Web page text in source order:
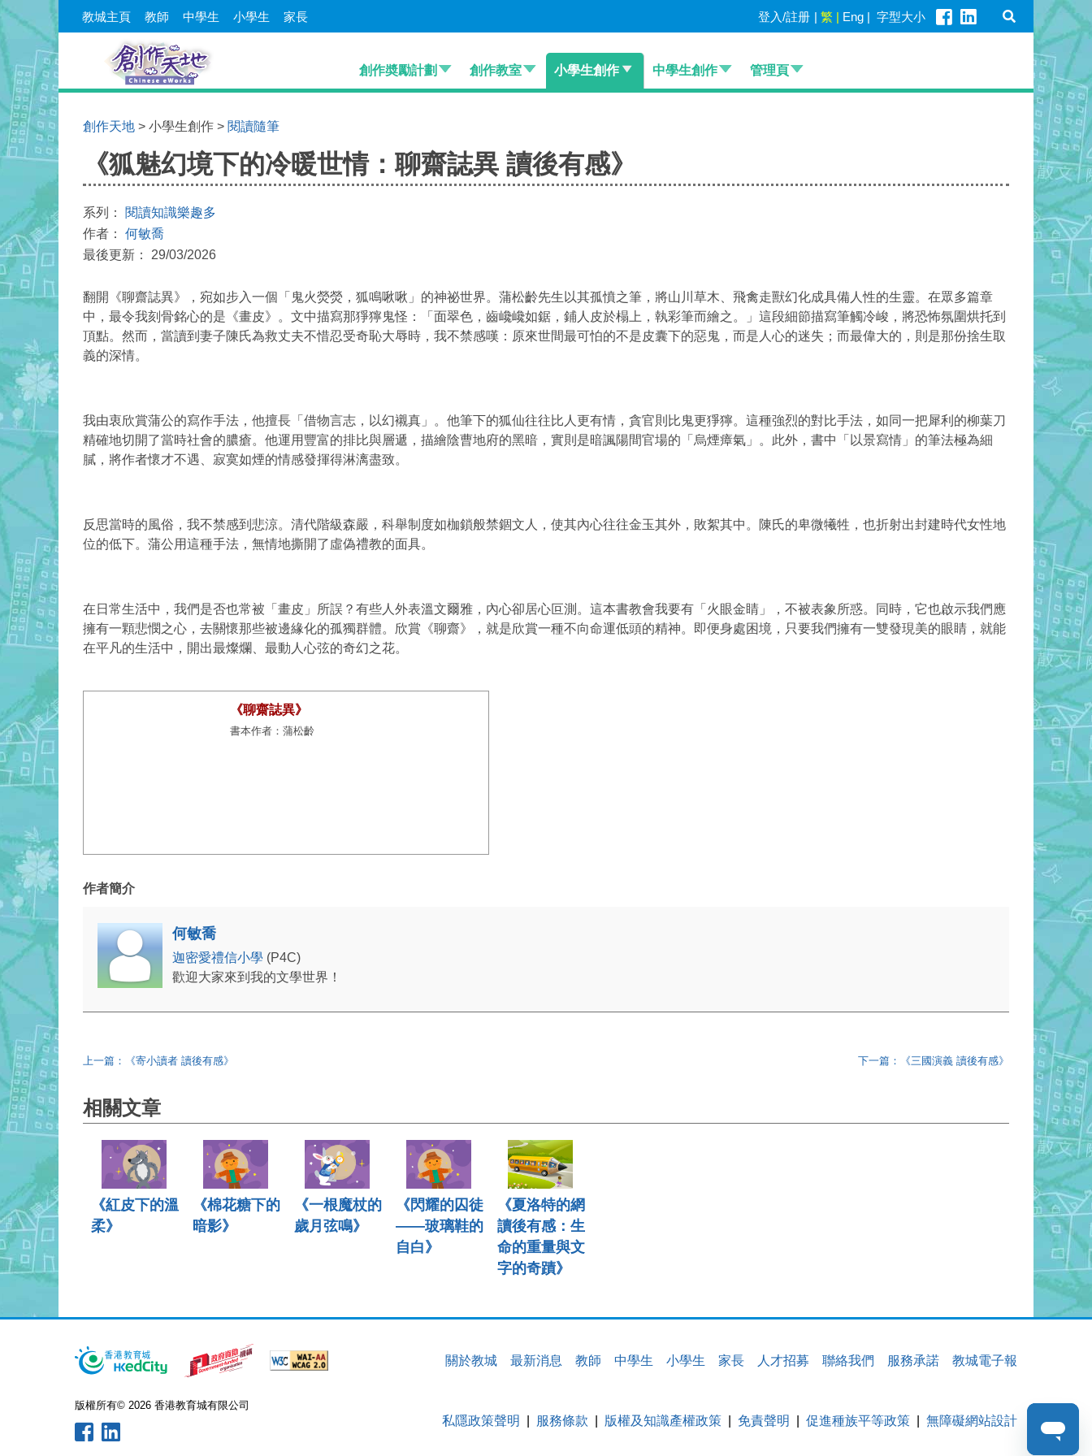
教城主頁 教師 中學生 小學生 家長 登入/註册 | 繁 | Eng | 字型大小
創作奬勵計劃 創作教室 小學生創作 中學生創作 管理頁
創作天地 > 小學生創作 > 閱讀隨筆
《狐魅幻境下的冷暖世情：聊齋誌異 讀後有感》
系列： 閱讀知識樂趣多
作者： 何敏喬
最後更新： 29/03/2026
翻開《聊齋誌異》，宛如步入一個「 鬼火熒熒，狐鳴啾啾 」的神祕世界。蒲松齡先生以其孤憤之筆，將山川草木、飛禽走獸幻化成具備人性的生靈。在眾多篇章
中，最令我刻骨銘心的是《畫皮》。文中描寫那猙獰鬼怪：「 面翠色，齒巉巉如鋸，鋪人皮於榻上，執彩筆而繪之。」這段細節描寫筆觸冷峻，將恐怖氛圍烘托到
頂點。然而，當讀到妻子陳氏為救丈夫不惜忍受奇恥大辱時，我不禁感嘆：原來世間最可怕的不是皮囊下的惡鬼，而是人心的迷失；而最偉大的，則是那份捨生取
義的深情。
我由衷欣賞蒲公的寫作手法，他擅長「 借物言志，以幻襯真 」。他筆下的狐仙往往比人更有情，貪官則比鬼更猙獰。這種強烈的對比手法，如同一把犀利的柳葉刀
精確地切開了當時社會的膿瘡。他運用豐富的排比與層遞 ，描繪陰曹地府的黑暗，實則是暗諷陽間官場的「 烏煙瘴氣 」。此外，書中「 以景寫情 」的筆法極為細
膩，將作者懷才不遇、寂寞如煙的情感發揮得淋漓盡致。
反思當時的風俗，我不禁感到悲涼。清代階級森嚴，科舉制度如枷鎖般禁錮文人，使其內心往往金玉其外，敗絮其中。陳氏的卑微犧牲，也折射出封建時代女性地
位的低下。蒲公用這種手法，無情地撕開了虛偽禮教的面具。
在日常生活中，我們是否也常被「畫皮」所誤？有些人外表溫文爾雅 ，內心卻居心叵測 。這本書教會我要有「火眼金睛」，不被表象所惑。同時，它也啟示我們應
擁有一顆悲憫之心，去關懷那些被邊緣化的孤獨群體。欣賞《聊齋》，就是欣賞一種不向命運低頭的精神。即便身處困境，只要我們擁有一雙發現美的眼睛，就能
在平凡的生活中，開出最燦爛、最動人心弦的奇幻之花。
《聊齋誌異》
書本作者：蒲松齡
作者簡介
何敏喬
迦密愛禮信小學 (P4C)
歡迎大家來到我的文學世界！
上一篇：《寄小讀者 讀後有感》 下一篇：《三國演義 讀後有感》
相關文章
《紅皮下的溫
柔》
《棉花糖下的
暗影》
《一根魔杖的
歲月弦鳴》
《閃耀的囚徒
——玻璃鞋的
自白》
《夏洛特的網
讀後有感：生
命的重量與文
字的奇蹟》
關於教城 最新消息 教師 中學生 小學生 家長 人才招募 聯絡我們 服務承諾 教城電子報
版權所有© 2026 香港教育城有限公司
私隱政策聲明 服務條款 版權及知識產權政策 免責聲明 促進種族平等政策 無障礙網站設計